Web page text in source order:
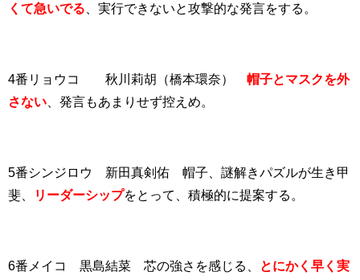
くて急いでる 、実行できないと攻撃的な発言をする。
4番リョウコ 秋川莉胡（橋本環奈） 帽子とマスクを外
さない 、発言もあまりせず控えめ。
5番シンジロウ 新田真剣佑 帽子、謎解きパズルが生き甲
斐、
リーダーシップをとって、積極的に提案する。
6番メイコ 黒島結菜 芯の強さを感じる、 とにかく早く実